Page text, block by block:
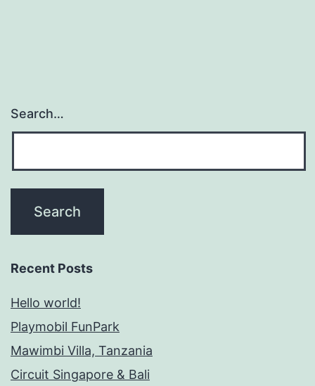
Search…
Recent Posts
Hello world!
Playmobil FunPark
Mawimbi Villa, Tanzania
Circuit Singapore & Bali